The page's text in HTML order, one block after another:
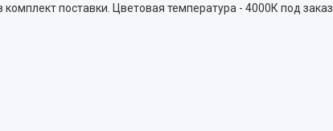
поставки. Цветовая температура - 4000К под заказ.